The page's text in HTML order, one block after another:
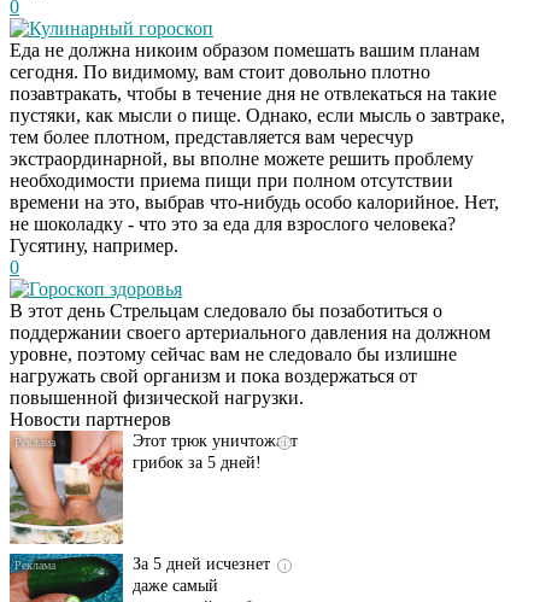
0
Кулинарный гороскоп
Еда не должна никоим образом помешать вашим планам
сегодня. По видимому, вам стоит довольно плотно
позавтракать, чтобы в течение дня не отвлекаться на такие
пустяки, как мысли о пище. Однако, если мысль о завтраке,
тем более плотном, представляется вам чересчур
экстраординарной, вы вполне можете решить проблему
необходимости приема пищи при полном отсутствии
времени на это, выбрав что-нибудь особо калорийное. Нет,
не шоколадку - что это за еда для взрослого человека?
Гусятину, например.
0
Гороскоп здоровья
В этот день Стрельцам следовало бы позаботиться о
поддержании своего артериального давления на должном
уровне, поэтому сейчас вам не следовало бы излишне
нагружать свой организм и пока воздержаться от
повышенной физической нагрузки.
Новости партнеров
i
Даже самый
запущенный грибок
исчезнет с корнем,
если перед сном…
i
Этот трюк уничтожает
грибок за 5 дней!
i
За 5 дней исчезнет
даже самый